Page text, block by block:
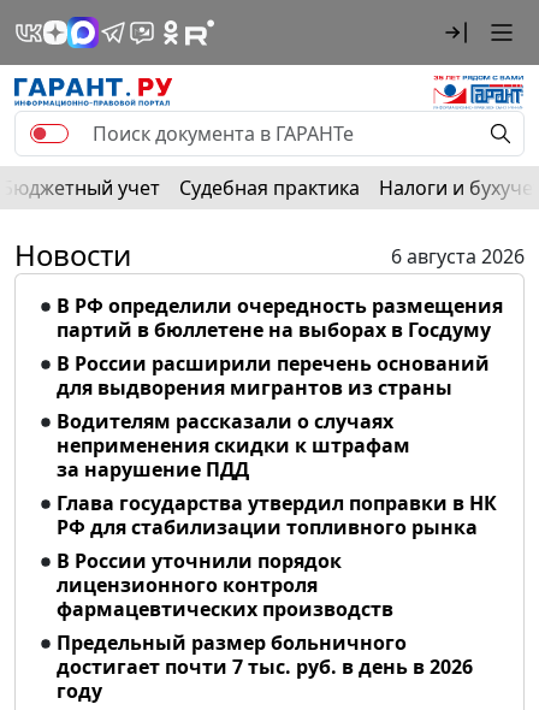
Бюджетный учет Судебная практика Налоги и
Новости
6 августа 2026
В РФ определили очередность размещения
партий в бюллетене на выборах в Госдуму
В России расширили перечень оснований
для выдворения мигрантов из страны
Водителям рассказали о случаях
неприменения скидки к штрафам
за нарушение ПДД
Глава государства утвердил поправки в НК
РФ для стабилизации топливного рынка
В России уточнили порядок
лицензионного контроля
фармацевтических производств
Предельный размер больничного
достигает почти 7 тыс. руб. в день в 2026
году